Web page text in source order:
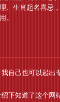
、生肖起名喜忌
。
自己也可以起出
下知道了这个网